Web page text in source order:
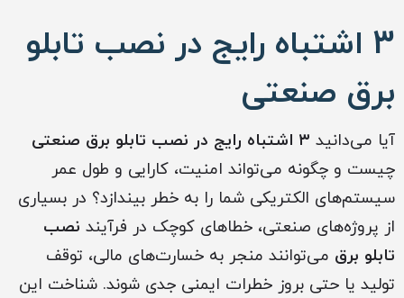
3 اشتباه رایج در نصب تابلو
برق صنعتی
آیا می‌دانید ۳ اشتباه رایج در نصب تابلو برق صنعتی
چیست و چگونه می‌تواند امنیت، کارایی و طول عمر
سیستم‌های الکتریکی شما را به خطر بیندازد؟ در بسیاری
از پروژه‌های صنعتی، خطاهای کوچک در فرآیند نصب
تابلو برق می‌توانند منجر به خسارت‌های مالی، توقف
تولید یا حتی بروز خطرات ایمنی جدی شوند. شناخت این